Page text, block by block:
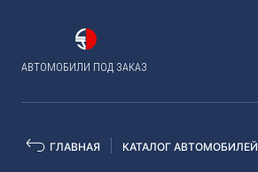
АВТОМОБИЛИ ПОД ЗАКАЗ
ГЛАВНАЯ КАТАЛОГ АВТОМОБИЛЕЙ